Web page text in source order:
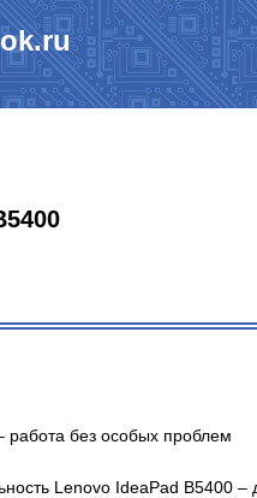
работа без особых проблем
Lenovo IdeaPad B5400 –